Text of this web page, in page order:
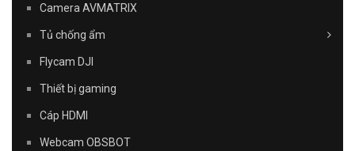
Camera AVMATRIX
Tủ chống ẩm
Flycam DJI
Thiết bị gaming
Cáp HDMI
Webcam OBSBOT